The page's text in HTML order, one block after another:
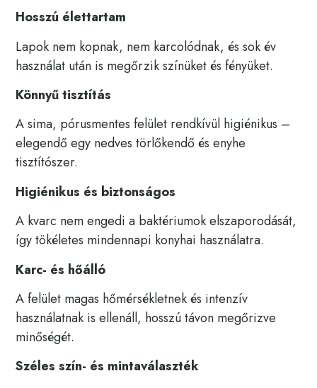
Hosszú élettartam
Lapok nem kopnak, nem karcolódnak, és sok év
használat után is megőrzik színüket és fényüket.
Könnyű tisztítás
A sima, pórusmentes felület rendkívül higiénikus –
elegendő egy nedves törlőkendő és enyhe
tisztítószer.
Higiénikus és biztonságos
A kvarc nem engedi a baktériumok elszaporodását,
így tökéletes mindennapi konyhai használatra.
Karc- és hőálló
A felület magas hőmérsékletnek és intenzív
használatnak is ellenáll, hosszú távon megőrizve
minőségét.
Széles szín- és mintaválaszték